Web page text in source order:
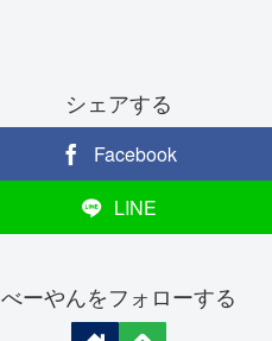
シェアする
Facebook
LINE
べーやんをフォローする